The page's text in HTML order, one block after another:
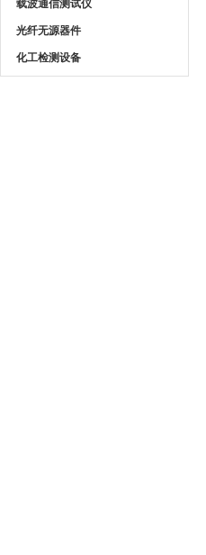
载波通信测试仪
光纤无源器件
化工检测设备